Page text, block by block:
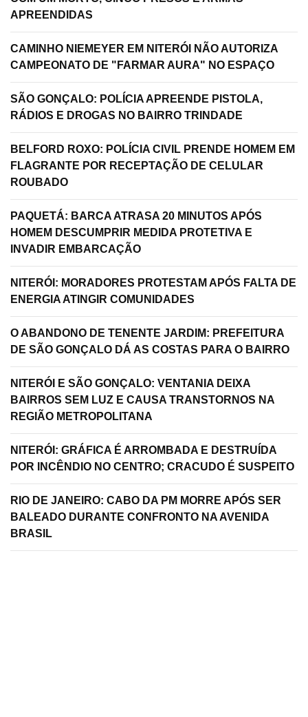
APREENDIDAS
CAMINHO NIEMEYER EM NITERÓI NÃO AUTORIZA
CAMPEONATO DE "FARMAR AURA" NO ESPAÇO
SÃO GONÇALO: POLÍCIA APREENDE PISTOLA,
RÁDIOS E DROGAS NO BAIRRO TRINDADE
BELFORD ROXO: POLÍCIA CIVIL PRENDE HOMEM EM
FLAGRANTE POR RECEPTAÇÃO DE CELULAR
ROUBADO
PAQUETÁ: BARCA ATRASA 20 MINUTOS APÓS
HOMEM DESCUMPRIR MEDIDA PROTETIVA E
INVADIR EMBARCAÇÃO
NITERÓI: MORADORES PROTESTAM APÓS FALTA DE
ENERGIA ATINGIR COMUNIDADES
O ABANDONO DE TENENTE JARDIM: PREFEITURA
DE SÃO GONÇALO DÁ AS COSTAS PARA O BAIRRO
NITERÓI E SÃO GONÇALO: VENTANIA DEIXA
BAIRROS SEM LUZ E CAUSA TRANSTORNOS NA
REGIÃO METROPOLITANA
NITERÓI: GRÁFICA É ARROMBADA E DESTRUÍDA
POR INCÊNDIO NO CENTRO; CRACUDO É SUSPEITO
RIO DE JANEIRO: CABO DA PM MORRE APÓS SER
BALEADO DURANTE CONFRONTO NA AVENIDA
BRASIL